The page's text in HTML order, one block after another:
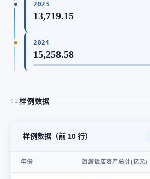
2023
13,719.15
2024
15,258.58
02 样例数据
样例数据（前 10 行）
年份 旅游饭店资产总计(亿元)